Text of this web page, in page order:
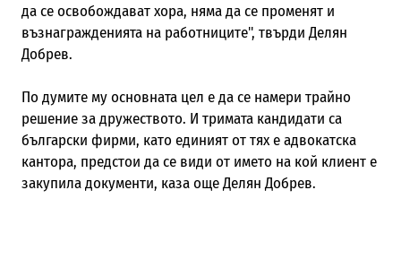
да се освобождават хора, няма да се променят и
възнагражденията на работниците", твърди Делян
Добрев.
По думите му основната цел е да се намери трайно
решение за дружеството. И тримата кандидати са
български фирми, като единият от тях е адвокатска
кантора, предстои да се види от името на кой клиент е
закупила документи, каза още Делян Добрев.